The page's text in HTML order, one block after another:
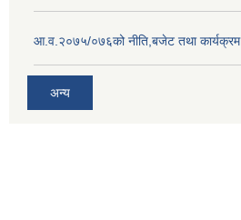
आ.व.२०७५/०७६को नीति,बजेट तथा कार्यक्रम
अन्य